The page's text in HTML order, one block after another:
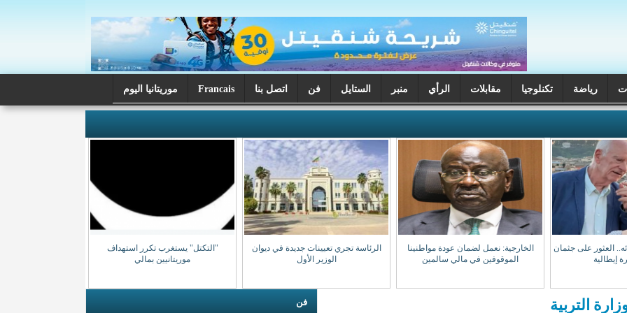
رياضة تكنلوجيا مقابلات الرأي منبر الستايل فن اتصل بنا Francais موريتانيا اليوم
العثور على جثمان
إيطالية
الخارجية: نعمل لضمان عودة مواطنينا
الموقوفين في مالي سالمين
الرئاسة تجري تعيينات جديدة في ديوان
الوزير الأول
"التكتل" يستغرب تكرر استهداف
موريتانيين بمالي
فن التربية